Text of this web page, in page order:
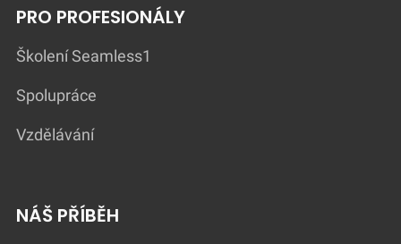
PRO PROFESIONÁLY
Školení Seamless1
Spolupráce
Vzdělávání
NÁŠ PŘÍBĚH